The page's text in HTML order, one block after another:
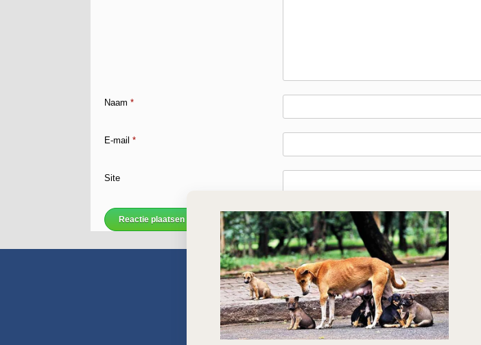
Naam *
E-mail *
Site
SPONSOR VAN DE MAAND
Noordwolde